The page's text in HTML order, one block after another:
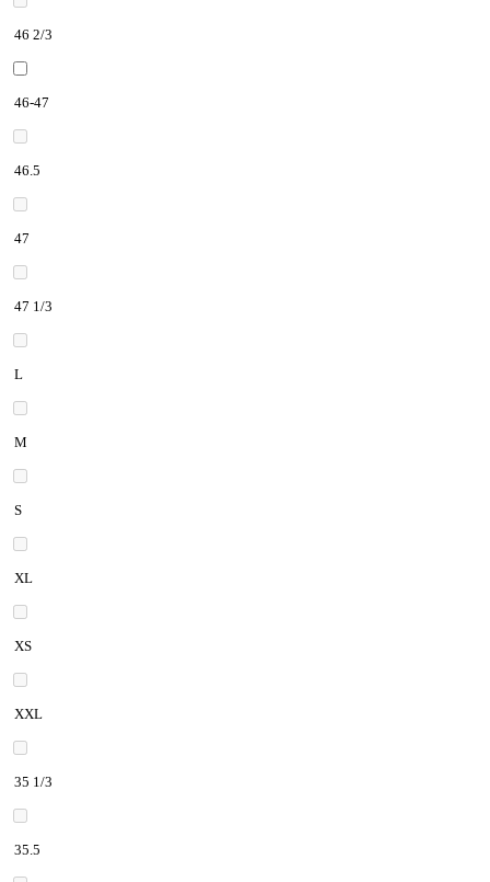
46 2/3
46-47
46.5
47
47 1/3
L
M
S
XL
XS
XXL
35 1/3
35.5